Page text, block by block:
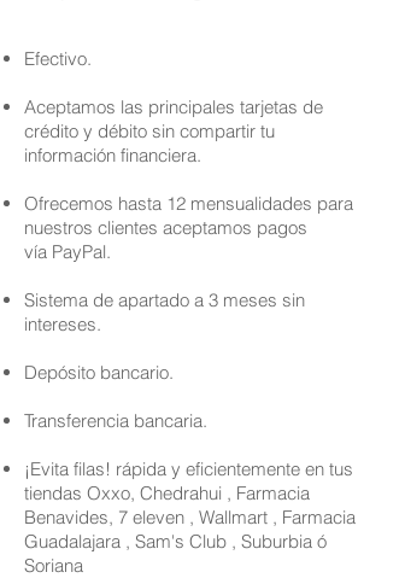
Efectivo.
Aceptamos las principales tarjetas de
crédito y débito sin compartir tu
información financiera.
Ofrecemos hasta 12 mensualidades para
nuestros clientes aceptamos pagos
vía PayPal.
Sistema de apartado a 3 meses sin
intereses.
Depósito bancario.
Transferencia bancaria.
¡Evita filas! rápida y eficientemente en tus
tiendas Oxxo, Chedrahui , Farmacia
Benavides, 7 eleven , Wallmart , Farmacia
Guadalajara , Sam's Club , Suburbia ó
Soriana